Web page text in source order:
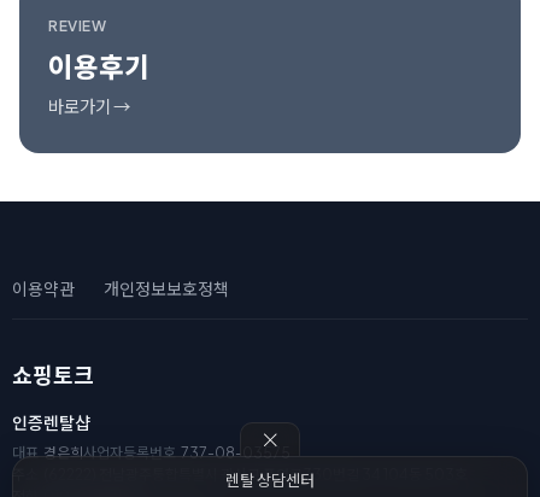
REVIEW
이용후기
바로가기 →
이용약관 개인정보보호정책
쇼핑토크
인증렌탈샵
대표경은희사업자등록번호737-08-03575
주소
(62222) 전남광주통합특별시 광산구 풍영로330번길 34 104동 503호
렌탈 상담센터